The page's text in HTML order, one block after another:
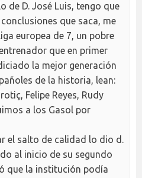
de D. José Luis, tengo que
que saca, me
europea de 7, un pobre
que en primer
la mejor generación
de la historia, lean:
Felipe Reyes, Rudy
a los Gasol por
el salto de calidad lo dio d.
al inicio de su segundo
que la institución podía